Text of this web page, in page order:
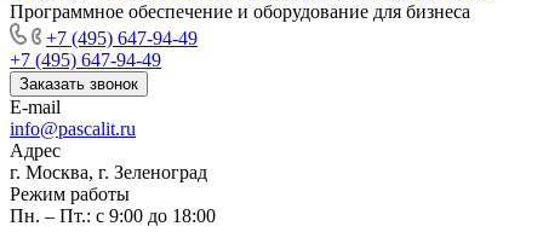
Программное обеспечение и оборудование для бизнеса
+7 (495) 647-94-49
+7 (495) 647-94-49
Заказать звонок
E-mail
info@pascalit.ru
Адрес
г. Москва, г. Зеленоград
Режим работы
Пн. – Пт.: с 9:00 до 18:00